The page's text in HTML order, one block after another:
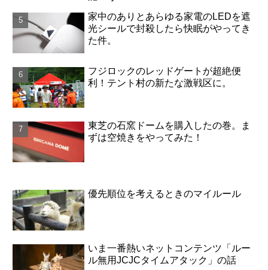
家中のありとあらゆる家電のLEDを遮
光シールで封殺したら快眠がやってき
た件。
フジロックのレッドゲートが超絶便
利！テント村の新たな激戦区に。
東芝の石窯ドームを購入したの巻。ま
ずは空焼きをやってみた！
優先順位を考えるときのマイルール
いま一番熱いネットコンテンツ「ルー
ル無用JCJCタイムアタック」の話